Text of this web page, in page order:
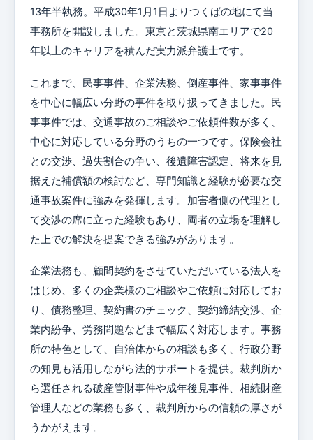
13年半執務。平成30年1月1日よりつくばの地にて当
事務所を開設しました。東京と茨城県南エリアで20
年以上のキャリアを積んだ実力派弁護士です。
これまで、民事事件、企業法務、倒産事件、家事事件
を中心に幅広い分野の事件を取り扱ってきました。民
事事件では、交通事故のご相談やご依頼件数が多く、
中心に対応している分野のうちの一つです。保険会社
との交渉、過失割合の争い、後遺障害認定、将来を見
据えた補償額の検討など、専門知識と経験が必要な交
通事故案件に強みを発揮します。加害者側の代理とし
て交渉の席に立った経験もあり、両者の立場を理解し
た上での解決を提案できる強みがあります。
企業法務も、顧問契約をさせていただいている法人を
はじめ、多くの企業様のご相談やご依頼に対応してお
り、債務整理、契約書のチェック、契約締結交渉、企
業内紛争、労務問題などまで幅広く対応します。事務
所の特色として、自治体からの相談も多く、行政分野
の知見も活用しながら法的サポートを提供。裁判所か
ら選任される破産管財事件や成年後見事件、相続財産
管理人などの業務も多く、裁判所からの信頼の厚さが
うかがえます。